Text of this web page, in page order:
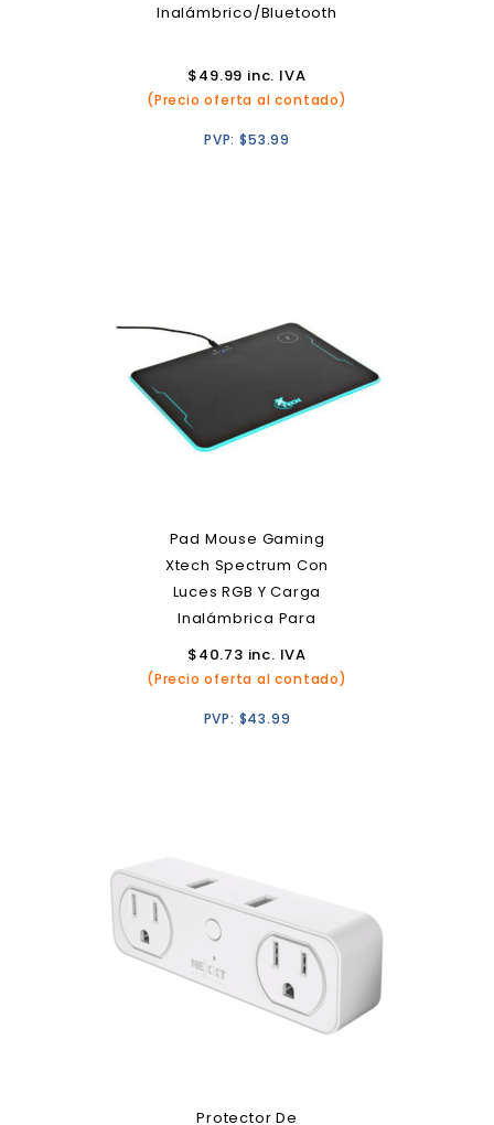
Inalámbrico/Bluetooth
$49.99 inc. IVA
(Precio oferta al contado)
PVP:$53.99
Pad Mouse Gaming
Xtech Spectrum Con
Luces RGB Y Carga
Inalámbrica Para
$40.73 inc. IVA
(Precio oferta al contado)
PVP: $43.99
Protector De